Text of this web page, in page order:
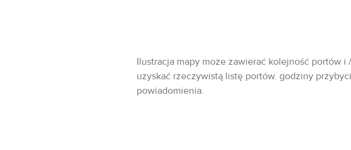
Ilustracja mapy może zawierać kolejność portów
uzyskać rzeczywistą listę portów. godziny
powiadomienia.